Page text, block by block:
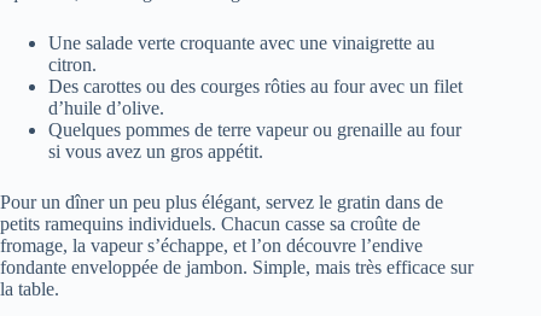
Une salade verte croquante avec une vinaigrette au
citron.
Des carottes ou des courges rôties au four avec un filet
d’huile d’olive.
Quelques pommes de terre vapeur ou grenaille au four
si vous avez un gros appétit.
Pour un dîner un peu plus élégant, servez le gratin dans de
petits ramequins individuels. Chacun casse sa croûte de
fromage, la vapeur s’échappe, et l’on découvre l’endive
fondante enveloppée de jambon. Simple, mais très efficace sur
la table.